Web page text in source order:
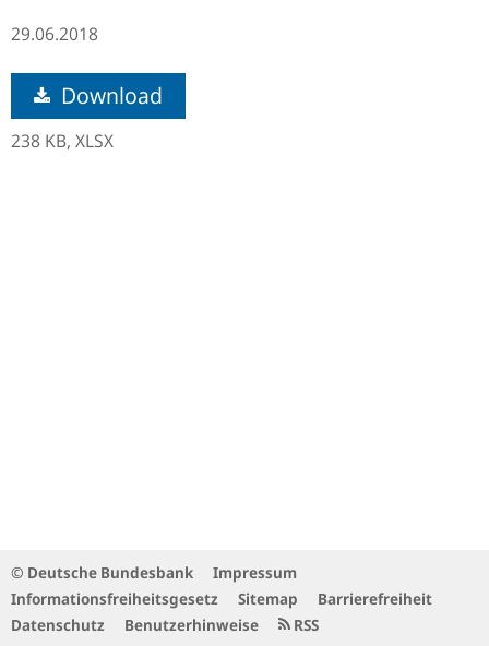
29.06.2018
Download
238 KB, XLSX
© Deutsche Bundesbank
Impressum
Informationsfreiheitsgesetz
Sitemap
Barrierefreiheit
Datenschutz
Benutzerhinweise RSS